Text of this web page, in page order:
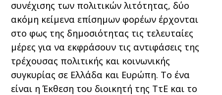
συνέχισης των πολιτικών λιτότητας, δύο
ακόμη κείμενα επίσημων φορέων έρχονται
στο φως της δημοσιότητας τις τελευταίες
μέρες για να εκφράσουν τις αντιφάσεις της
τρέχουσας πολιτικής και κοινωνικής
συγκυρίας σε Ελλάδα και Ευρώπη. Το ένα
είναι η Έκθεση του διοικητή της ΤτΕ και το